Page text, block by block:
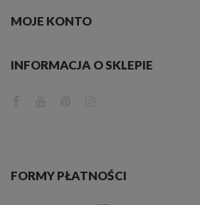
MOJE KONTO
INFORMACJA O SKLEPIE
FORMY PŁATNOŚCI